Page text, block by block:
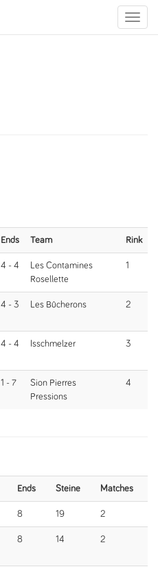
Toggle
Ends Team Rink
4 - 4
Les Contamines
Rosellette
1
4 - 3 Les Bûcherons 2
4 - 4 Isschmelzer 3
1 - 7
Sion Pierres
Pressions
4
Ends Steine Matches
8 19 2
8 14 2